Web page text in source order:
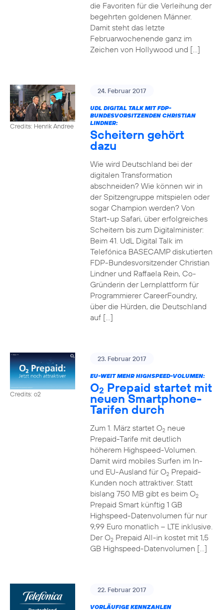
die Favoriten für die Verleihung der
begehrten goldenen Männer.
Damit steht das letzte
Februarwochenende ganz im
Zeichen von Hollywood und […]
Credits: Henrik Andree
24. Februar 2017
UDL DIGITAL TALK MIT FDP-
BUNDESVORSITZENDEN CHRISTIAN
LINDNER:
Scheitern gehört
dazu
Wie wird Deutschland bei der
digitalen Transformation
abschneiden? Wie können wir in
der Spitzengruppe mitspielen oder
sogar Champion werden? Von
Start-up Safari, über erfolgreiches
Scheitern bis zum Digitalminister:
Beim 41. UdL Digital Talk im
Telefónica BASECAMP diskutierten
FDP-Bundesvorsitzender Christian
Lindner und Raffaela Rein, Co-
Gründerin der Lernplattform für
Programmierer CareerFoundry,
über die Hürden, die Deutschland
auf […]
Credits: o2
23. Februar 2017
EU-WEIT MEHR HIGHSPEED-VOLUMEN:
O2 Prepaid startet mit
neuen Smartphone-
Tarifen durch
Zum 1. März startet O2neue
Prepaid-Tarife mit deutlich
höherem Highspeed-Volumen.
Damit wird mobiles Surfen im In-
und EU-Ausland für O2Prepaid-
Kunden noch attraktiver. Statt
bislang 750 MB gibt es beim O2
Prepaid Smart künftig 1 GB
Highspeed-Datenvolumen für nur
9,99 Euro monatlich – LTE inklusive.
Der O2Prepaid All-in kostet mit 1,5
GB Highspeed-Datenvolumen […]
22. Februar 2017
VORLÄUFIGE KENNZAHLEN